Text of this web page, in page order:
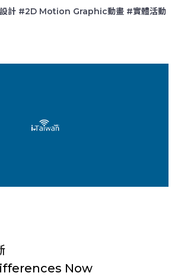
計 #2D Motion Graphic動畫 #實體活動
Now